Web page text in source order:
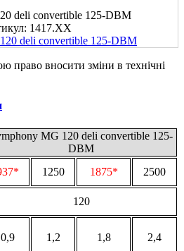
deli convertible 125-DBM
1417.XX
право вносити зміни в технічні
MG 120 deli convertible 125-
DBM
1250 1875*
2500
120
0,9 1,2 1,8 2,4